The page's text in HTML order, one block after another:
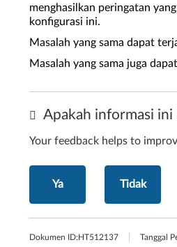
menghasilkan peringatan
konfigurasi ini.
Masalah yang sama dapat
Masalah yang sama juga
Apakah informasi ini
Your feedback helps to
Ya Tidak
Dokumen ID:HT512137 Tanggal